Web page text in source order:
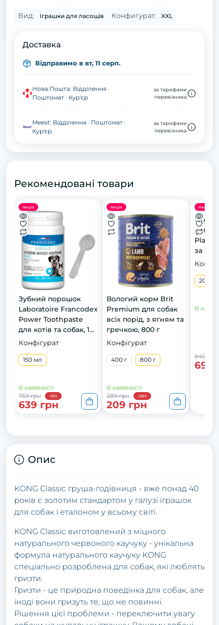
Вид: Іграшки для ласощів Конфигурат: XXL
Доставка
Відправимо в вт, 11 серп.
Нова Пошта: Відділення ·
Поштомат · Кур'єр
за тарифами
перевізника
Meest: Відділення · Поштомат ·
Кур'єр
за тарифами
перевізника
Рекомендовані товари
Акція
Зубний порошок
Laboratoire Francodex
Power Toothpaste
для котів та собак, 150
мл
Конфігурат
150 мл
В наявності
759 грн
-16%
639 грн
Акція
Вологий корм Brit
Premium для собак
всіх порід, з ягням та
гречкою, 800 г
Конфігурат
400 г 800 г
В наявності
289 грн
-28%
209 грн
Акція
за
котів
20 мл
В
849 грн
699
Опис
KONG Classic груша-годівниця - вже понад 40
років є золотим стандартом у галузі іграшок
для собак і еталоном у всьому світі.
KONG Classic виготовлений з міцного
натурального червоного каучуку - унікальна
формула натурального каучуку KONG
спеціально розроблена для собак, які люблять
гризти.
Гризти - це природна поведінка для собак, але
іноді вони гризуть те, що не повинні.
Рішення цієї проблеми - переключити увагу